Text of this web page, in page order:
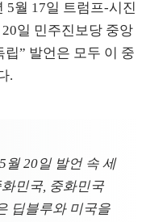
5월 17일 트럼프-시진
일 민주진보당 중앙
” 발언은 모두 이 중
.
월 20일 발언 속 세
민국, 중화민국
딥블루와 미국을